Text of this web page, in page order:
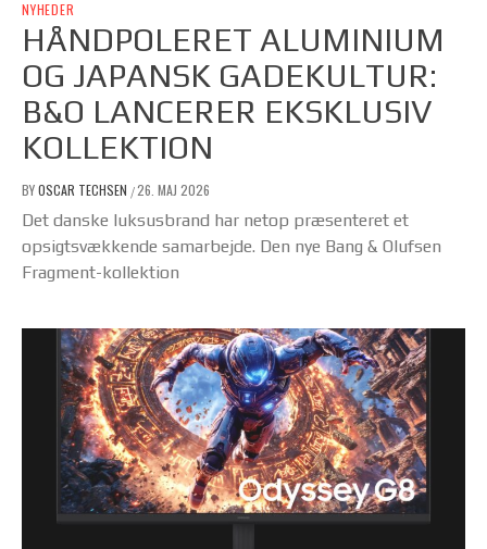
NYHEDER
HÅNDPOLERET ALUMINIUM
OG JAPANSK GADEKULTUR:
B&O LANCERER EKSKLUSIV
KOLLEKTION
BYOSCAR TECHSEN /26. MAJ 2026
Det danske luksusbrand har netop præsenteret et
opsigtsvækkende samarbejde. Den nye Bang & Olufsen
Fragment-kollektion